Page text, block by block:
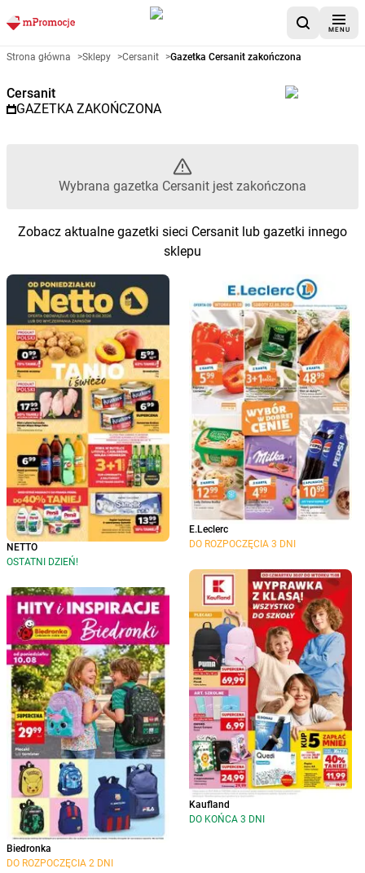
MENU
Gazetka promocyjna Cersanit
Strona główna >Sklepy >Cersanit >Gazetka Cersanit zakończona
Cersanit
GAZETKA ZAKOŃCZONA
Wybrana gazetka Cersanit jest zakończona
Zobacz aktualne gazetki sieci Cersanit lub gazetki innego
sklepu
NETTO
OSTATNI DZIEŃ!
Biedronka
DO ROZPOCZĘCIA 2 DNI
E.Leclerc
DO ROZPOCZĘCIA 3 DNI
Kaufland
DO KOŃCA 3 DNI